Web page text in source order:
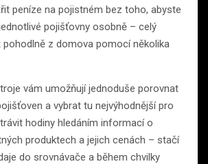
peníze na pojistném bez toho, abyste
pojišťovny osobně – celý
z domova pomocí několika
vám umožňují jednoduše porovnat
a vybrat tu nejvýhodnější pro
hodiny hledáním informací o
produktech a jejich cenách – stačí
do srovnávače a během chvilky